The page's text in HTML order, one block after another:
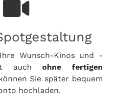
Wunsch-Kinos und -
auchohne fertigen
Sie später bequem
hochladen.